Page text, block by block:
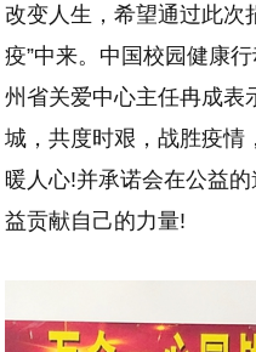
改变人生，希望通过此次
疫”中来。中国校园健康
州省关爱中心主任冉成表
城，共度时艰，战胜疫情
暖人心!并承诺会在公益
益贡献自己的力量!